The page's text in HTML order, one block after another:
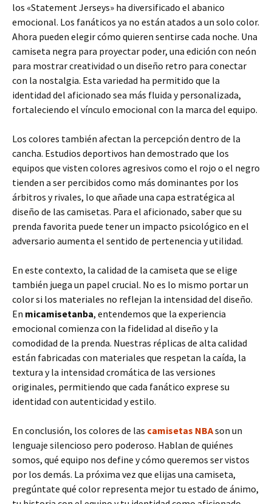
los «Statement Jerseys» ha diversificado el abanico
emocional. Los fanáticos ya no están atados a un solo color.
Ahora pueden elegir cómo quieren sentirse cada noche. Una
camiseta negra para proyectar poder, una edición con neón
para mostrar creatividad o un diseño retro para conectar
con la nostalgia. Esta variedad ha permitido que la
identidad del aficionado sea más fluida y personalizada,
fortaleciendo el vínculo emocional con la marca del equipo.
Los colores también afectan la percepción dentro de la
cancha. Estudios deportivos han demostrado que los
equipos que visten colores agresivos como el rojo o el negro
tienden a ser percibidos como más dominantes por los
árbitros y rivales, lo que añade una capa estratégica al
diseño de las camisetas. Para el aficionado, saber que su
prenda favorita puede tener un impacto psicológico en el
adversario aumenta el sentido de pertenencia y utilidad.
En este contexto, la calidad de la camiseta que se elige
también juega un papel crucial. No es lo mismo portar un
color si los materiales no reflejan la intensidad del diseño.
En micamisetanba, entendemos que la experiencia
emocional comienza con la fidelidad al diseño y la
comodidad de la prenda. Nuestras réplicas de alta calidad
están fabricadas con materiales que respetan la caída, la
textura y la intensidad cromática de las versiones
originales, permitiendo que cada fanático exprese su
identidad con autenticidad y estilo.
En conclusión, los colores de las camisetas NBAson un
lenguaje silencioso pero poderoso. Hablan de quiénes
somos, qué equipo nos define y cómo queremos ser vistos
por los demás. La próxima vez que elijas una camiseta,
pregúntate qué color representa mejor tu estado de ánimo,